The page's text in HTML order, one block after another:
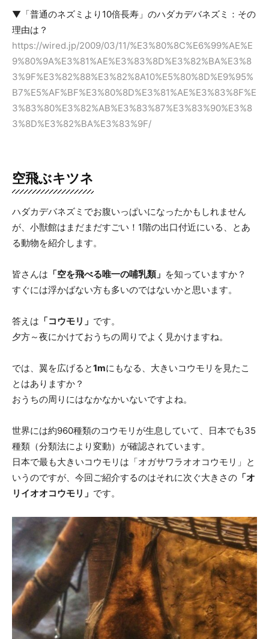
▼「普通のネズミより10倍長寿」のハダカデバネズミ：その
理由は？
https://wired.jp/2009/03/11/%E3%80%8C%E6%99%AE%E
9%80%9A%E3%81%AE%E3%83%8D%E3%82%BA%E3%8
3%9F%E3%82%88%E3%82%8A10%E5%80%8D%E9%95%
B7%E5%AF%BF%E3%80%8D%E3%81%AE%E3%83%8F%E
3%83%80%E3%82%AB%E3%83%87%E3%83%90%E3%8
3%8D%E3%82%BA%E3%83%9F/
空飛ぶキツネ
ハダカデバネズミでお腹いっぱいになったかもしれません
が、小獣館はまだまだすごい！1階の出口付近にいる、とあ
る動物を紹介します。
皆さんは 「空を飛べる唯一の哺乳類」 を知っていますか？
すぐには浮かばない方も多いのではないかと思います。
答えは 「コウモリ」 です。
夕方～夜にかけておうちの周りでよく見かけますね。
では、翼を広げると1mにもなる、大きいコウモリを見たこ
とはありますか？
おうちの周りにはなかなかいないですよね。
世界には約960種類のコウモリが生息していて、日本でも35
種類（分類法により変動）が確認されています。
日本で最も大きいコウモリは「オガサワラオオコウモリ」と
いうのですが、今回ご紹介するのはそれに次ぐ大きさの 「オ
リイオオコウモリ」 です。